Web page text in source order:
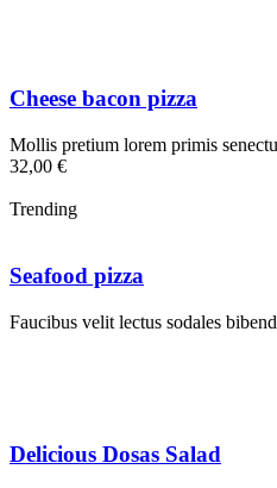
Cheese bacon pizza
Mollis pretium lorem primis
32,00 €
Trending
Seafood pizza
Faucibus velit lectus sodales
Delicious Dosas Salad